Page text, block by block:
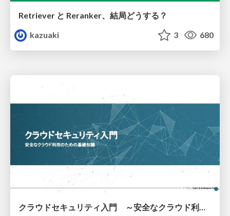
Retriever と Reranker、結局どうする？
kazuaki
3 680